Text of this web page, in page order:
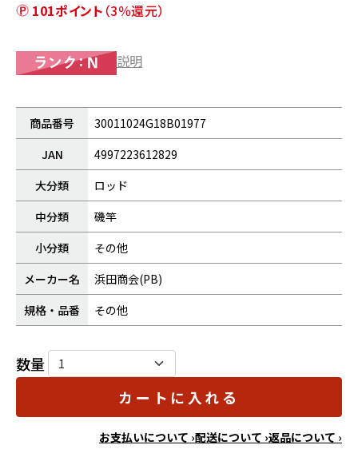
101ポイント （3％還元）
説明
商品番号
30011024G18B01977
JAN
4997223612829
大分類
ロッド
中分類
磯竿
小分類
その他
メーカー名
浜田商会(PB)
規格・品番
その他
数量
カートに入れる
お支払いについて ›配送について ›返品について ›